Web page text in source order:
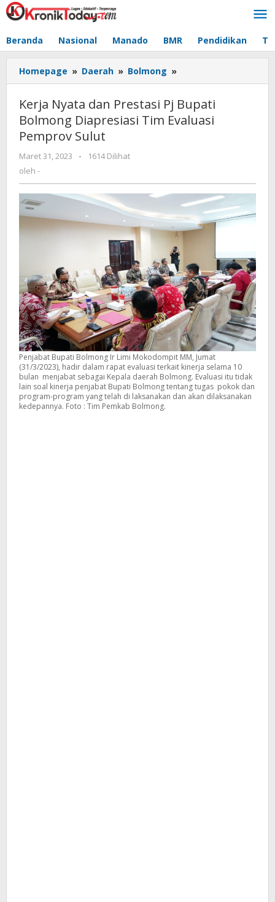
Lewati
ke
Beranda Nasional Manado BMR Pendidikan
Homepage » Daerah » Bolmong »
Nyata
Prestasi
Pj
Evaluasi
Pemprov
Sulut
Kerja Nyata dan Prestasi Pj Bupati
Bolmong Diapresiasi Tim Evaluasi
Pemprov Sulut
Maret 31, 2023
oleh
-
1614 Dilihat
oleh -
Penjabat Bupati Bolmong Ir Limi Mokodompit MM, Jumat
(31/3/2023), hadir dalam rapat evaluasi terkait kinerja selama 10
bulan menjabat sebagai Kepala daerah Bolmong. Evaluasi itu tidak
lain soal kinerja penjabat Bupati Bolmong tentang tugas pokok dan
program-program yang telah di laksanakan dan akan dilaksanakan
kedepannya. Foto : Tim Pemkab Bolmong.